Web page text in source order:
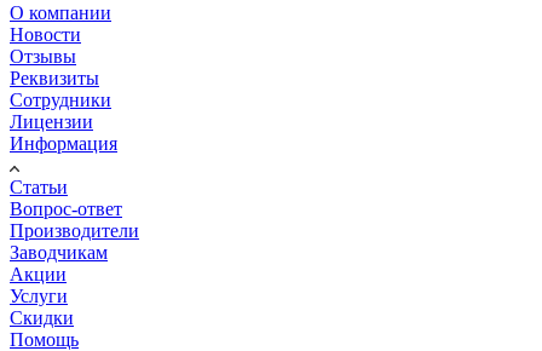
О компании
Новости
Отзывы
Реквизиты
Сотрудники
Лицензии
Информация
Статьи
Вопрос-ответ
Производители
Заводчикам
Акции
Услуги
Скидки
Помощь